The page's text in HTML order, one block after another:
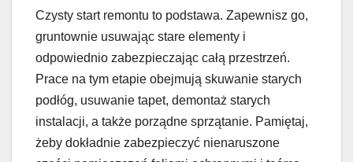
Czysty start remontu to podstawa. Zapewnisz go,
gruntownie usuwając stare elementy i
odpowiednio zabezpieczając całą przestrzeń.
Prace na tym etapie obejmują skuwanie starych
podłóg, usuwanie tapet, demontaż starych
instalacji, a także porządne sprzątanie. Pamiętaj,
żeby dokładnie zabezpieczyć nienaruszone